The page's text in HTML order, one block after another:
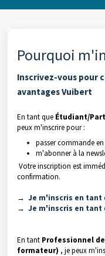
Pourquoi
Inscrivez-vous pour
avantages Vuibert
En tant que Étudiant/
peux m'inscrire pour :
passer commande
m'abonner à la
Votre inscription est
confirmation.
→ Je m'inscris en
→ Je m'inscris en tant
En tant Professionnel
formateur) , je peux